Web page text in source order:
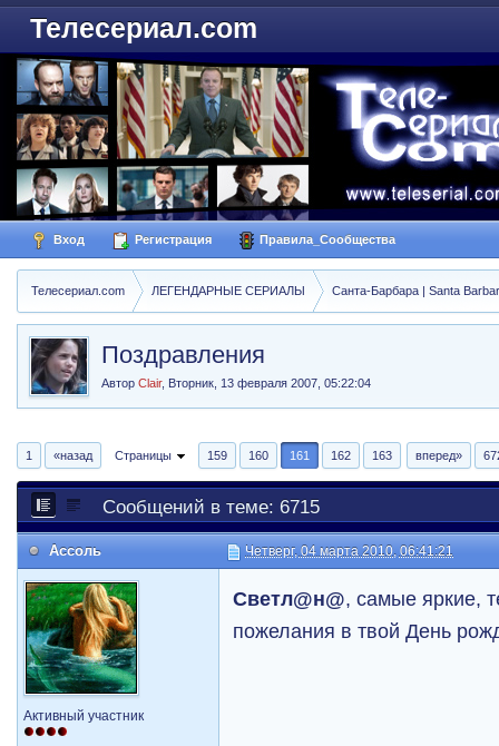
Телесериал.com
Вход Регистрация Правила_Сообщества
Телесериал.com ЛЕГЕНДАРНЫЕ СЕРИАЛЫ Санта-Барбара | Santa
Поздравления
АвторClair, Вторник, 13 февраля 2007, 05:22:04
1 «назад Страницы 159 160 161 162 163 вперед»
Сообщений в теме: 6715
Ассоль Четверг, 04 марта 2010, 06:41:21
Активный участник
Светл@н@, самые яркие,
пожелания в твой День